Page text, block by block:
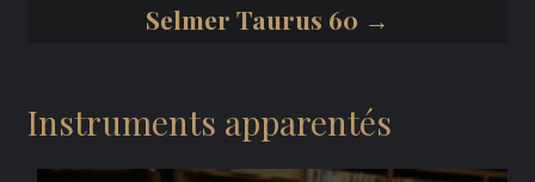
Selmer Taurus 60 →
Instruments apparentés